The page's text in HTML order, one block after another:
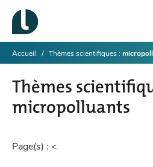
Accueil Thèmes scientifiques
Thèmes
micropolluants
Page(s) : <